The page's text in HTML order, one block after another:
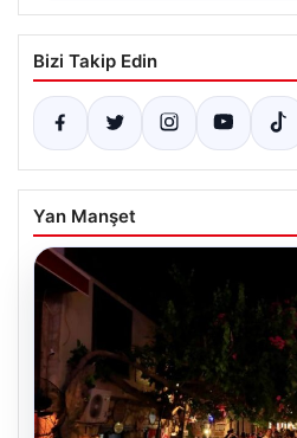
Bizi Takip Edin
Yan Manşet